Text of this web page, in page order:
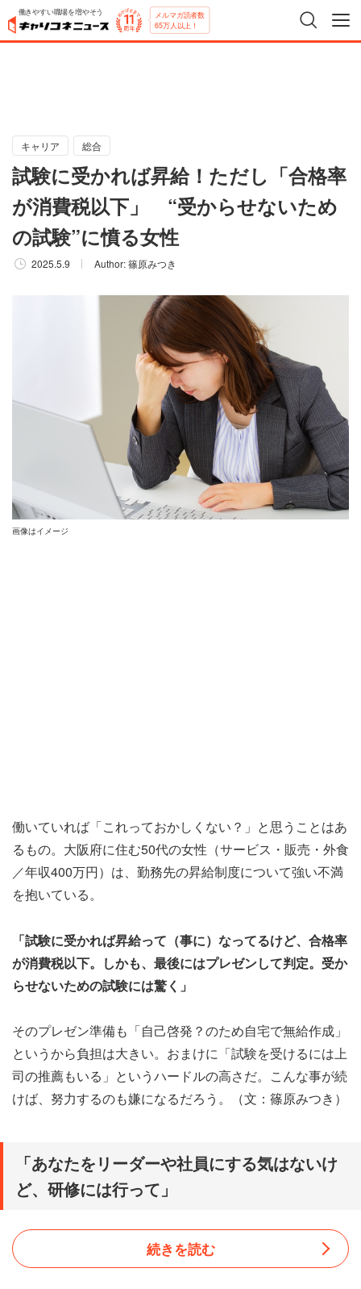
働きやすい職場を増やそう メルマガ読者数
65万人以上！
キャリア 総合
試験に受かれば昇給！ただし「合格率
が消費税以下」 “受からせないため
の試験”に憤る女性
2025.5.9 Author:篠原みつき
画像はイメージ
働いていれば「これっておかしくない？」と思うことはあ
るもの。大阪府に住む50代の女性（サービス・販売・外食
／年収400万円）は、勤務先の昇給制度について強い不満
を抱いている。
「試験に受かれば昇給って（事に）なってるけど、合格率
が消費税以下。しかも、最後にはプレゼンして判定。受か
らせないための試験には驚く」
そのプレゼン準備も「自己啓発？のため自宅で無給作成」
というから負担は大きい。おまけに「試験を受けるには上
司の推薦もいる」というハードルの高さだ。こんな事が続
けば、努力するのも嫌になるだろう。（文：篠原みつき）
「あなたをリーダーや社員にする気はないけ
ど、研修には行って」
続きを読む